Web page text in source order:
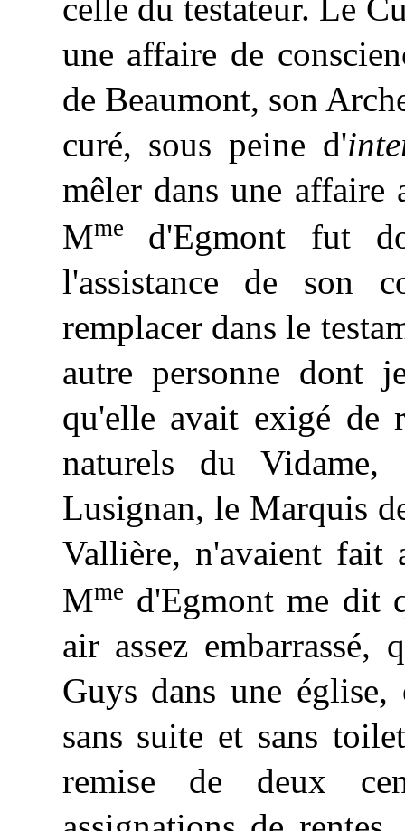
celle du testateur. Le
une affaire de
de Beaumont, son
curé, sous peine d'
mêler dans une affaire
Mme
d'Egmont fut
l'assistance de son
remplacer dans le
autre personne dont
qu'elle avait exigé de
naturels du
Lusignan, le Marquis
Vallière, n'avaient fait
Mme d'Egmont me dit
air assez
Guys dans une
sans suite et sans
remise de deux